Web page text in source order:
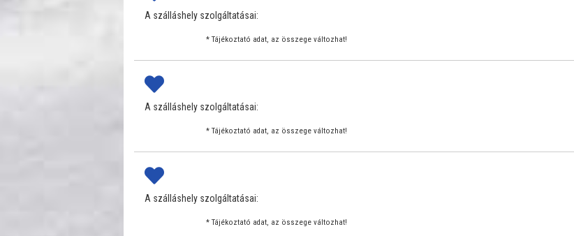
A szálláshely szolgáltatásai:
* Tájékoztató adat, az összege változhat!
A szálláshely szolgáltatásai:
* Tájékoztató adat, az összege változhat!
A szálláshely szolgáltatásai:
* Tájékoztató adat, az összege változhat!